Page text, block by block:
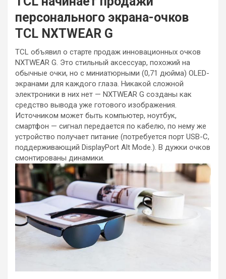
персонального экрана-очков
TCL NXTWEAR G
TCL объявил о старте продаж инновационных очков
NXTWEAR G. Это стильный аксессуар, похожий на
обычные очки, но с миниатюрными (0,71 дюйма) OLED-
экранами для каждого глаза. Никакой сложной
электроники в них нет — NXTWEAR G созданы как
средство вывода уже готового изображения.
Источником может быть компьютер, ноутбук,
смартфон — сигнал передается по кабелю, по нему же
устройство получает питание (потребуется порт USB-C,
поддерживающий DisplayPort Alt Mode.). В дужки очков
смонтированы динамики.